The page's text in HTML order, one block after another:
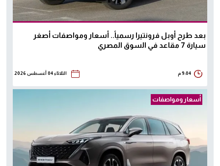
بعد طرح أوبل فرونتيرا رسمياً.. أسعار ومواصفات أصغر
سيارة 7 مقاعد في السوق المصري
9:04 م الثلاثاء 04 أغسطس 2026
أسعار ومواصفات